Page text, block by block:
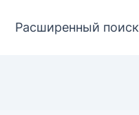
Расширенный поиск